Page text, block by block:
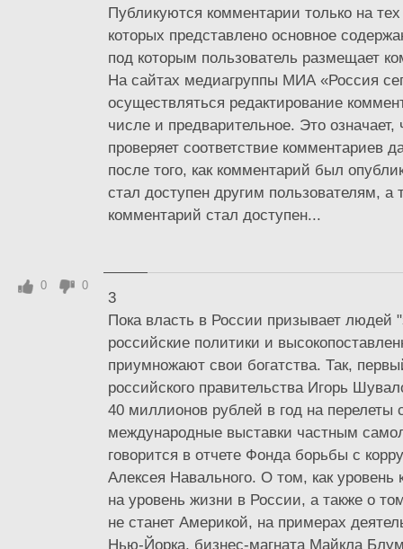
Публикуются комментарии только на
которых представлено основное
под которым пользователь размещает
На сайтах медиагруппы МИА «Россия
осуществляться редактирование
числе и предварительное. Это означает,
проверяет соответствие комментариев
после того, как комментарий был
стал доступен другим пользователям, а
комментарий стал доступен...
3
Пока власть в России призывает людей
российские политики и
приумножают свои богатства. Так,
российского правительства Игорь
40 миллионов рублей в год на перелеты
международные выставки частным
говорится в отчете Фонда борьбы с
Алексея Навального. О том, как уровень
на уровень жизни в России, а также о
не станет Америкой, на примерах
Нью-Йорка, бизнес-магната Майкла
0 0